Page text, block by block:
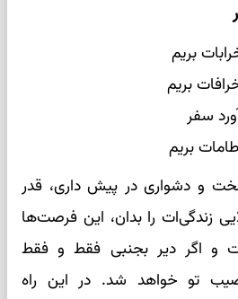
بریم
بریم
سفر
بریم
و دشواری در پیش داری، قدر
زندگی‌ات را بدان، این فرصت‌ها
و اگر دیر بجنبی فقط و فقط
تو خواهد شد. در این راه